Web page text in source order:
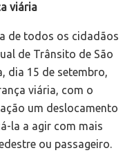
viária
de todos os cidadãos
de Trânsito de São
dia 15 de setembro,
viária, com o
um deslocamento
la a agir com mais
ou passageiro.